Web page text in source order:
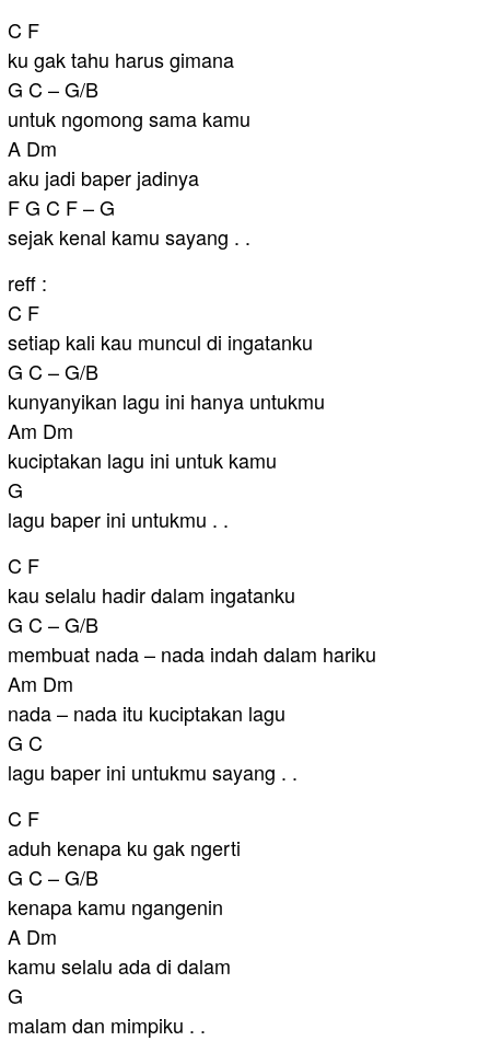
C F
ku gak tahu harus gimana
G C – G/B
untuk ngomong sama kamu
A Dm
aku jadi baper jadinya
F G C F – G
sejak kenal kamu sayang . .
reff :
C F
setiap kali kau muncul di ingatanku
G C – G/B
kunyanyikan lagu ini hanya untukmu
Am Dm
kuciptakan lagu ini untuk kamu
G
lagu baper ini untukmu . .
C F
kau selalu hadir dalam ingatanku
G C – G/B
membuat nada – nada indah dalam hariku
Am Dm
nada – nada itu kuciptakan lagu
G C
lagu baper ini untukmu sayang . .
C F
aduh kenapa ku gak ngerti
G C – G/B
kenapa kamu ngangenin
A Dm
kamu selalu ada di dalam
G
malam dan mimpiku . .